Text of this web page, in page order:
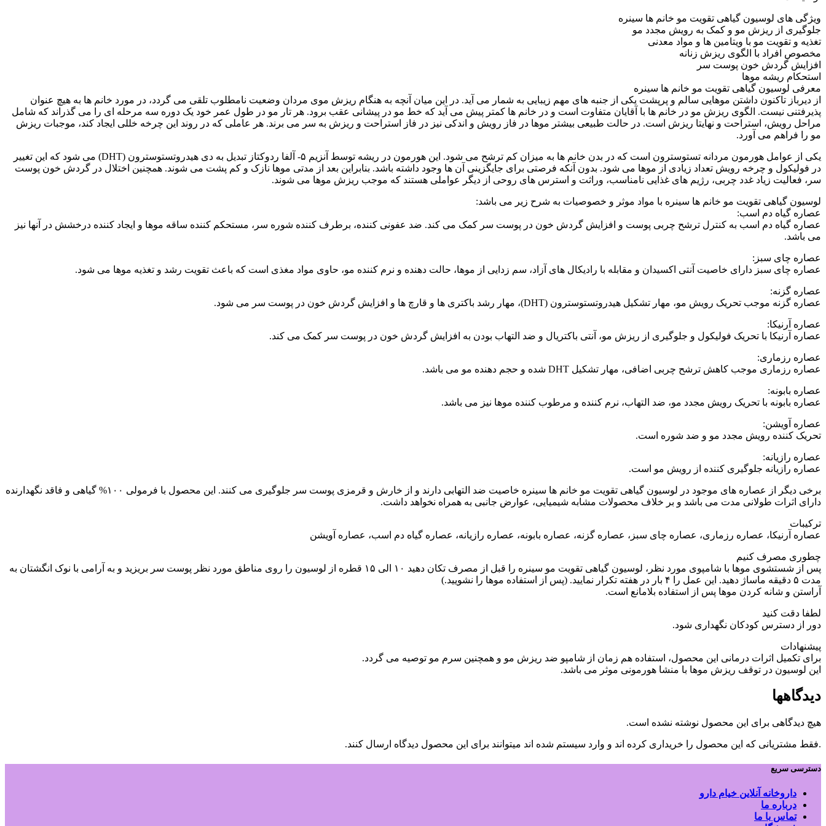
ویژگی های لوسیون گیاهی تقویت مو خانم ها سینره
جلوگیری از ریزش مو و کمک به رویش مجدد مو
تغذیه و تقویت مو با ویتامین ها و مواد معدنی
مخصوص افراد با الگوی ریزش زنانه
افزایش گردش خون پوست سر
استحکام ریشه موها
معرفی لوسیون گیاهی تقویت مو خانم ها سینره
از دیرباز تاکنون داشتن موهایی سالم و پرپشت یکی از جنبه های مهم زیبایی به شمار می آید. در این میان آنچه به هنگام ریزش موی مردان وضعیت نامطلوب تلقی می گردد، در مورد خانم ها به هیچ عنوان
پذیرفتنی نیست. الگوی ریزش مو در خانم ها با آقایان متفاوت است و در خانم ها کمتر پیش می آید که خط مو در پیشانی عقب برود. هر تار مو در طول عمر خود یک دوره سه مرحله ای را می گذراند که شامل
مراحل رویش، استراحت و نهایتا ریزش است. در حالت طبیعی بیشتر موها در فاز رویش و اندکی نیز در فاز استراحت و ریزش به سر می برند. هر عاملی که در روند این چرخه خللی ایجاد کند، موجبات ریزش
مو را فراهم می آورد.
یکی از عوامل هورمون مردانه تستوسترون است که در بدن خانم ها به میزان کم ترشح می شود. این هورمون در ریشه توسط آنزیم ۵- آلفا ردوکتاز تبدیل به دی هیدروتستوسترون (DHT) می شود که این تغییر
در فولیکول و چرخه رویش تعداد زیادی از موها می شود. بدون آنکه فرصتی برای جایگزینی آن ها وجود داشته باشد. بنابراین بعد از مدتی موها نازک و کم پشت می شوند. همچنین اختلال در گردش خون پوست
سر، فعالیت زیاد غدد چربی، رژیم های غذایی نامناسب، وراثت و استرس های روحی از دیگر عواملی هستند که موجب ریزش موها می شوند.
لوسیون گیاهی تقویت مو خانم ها سینره با مواد موثر و خصوصیات به شرح زیر می باشد:
عصاره گیاه دم اسب:
عصاره گیاه دم اسب به کنترل ترشح چربی پوست و افزایش گردش خون در پوست سر کمک می کند. ضد عفونی کننده، برطرف کننده شوره سر، مستحکم کننده ساقه موها و ایجاد کننده درخشش در آنها نیز
می باشد.
عصاره چای سبز:
عصاره چای سبز دارای خاصیت آنتی اکسیدان و مقابله با رادیکال های آزاد، سم زدایی از موها، حالت دهنده و نرم کننده مو، حاوی مواد مغذی است که باعث تقویت رشد و تغذیه موها می شود.
عصاره گزنه:
عصاره گزنه موجب تحریک رویش مو، مهار تشکیل هیدروتستوسترون (DHT)، مهار رشد باکتری ها و قارچ ها و افزایش گردش خون در پوست سر می شود.
عصاره آرنیکا:
عصاره آرنیکا با تحریک فولیکول و جلوگیری از ریزش مو، آنتی باکتریال و ضد التهاب بودن به افزایش گردش خون در پوست سر کمک می کند.
عصاره رزماری:
عصاره رزماری موجب کاهش ترشح چربی اضافی، مهار تشکیل DHT شده و حجم دهنده مو می باشد.
عصاره بابونه:
عصاره بابونه با تحریک رویش مجدد مو، ضد التهاب، نرم کننده و مرطوب کننده موها نیز می باشد.
عصاره آویشن:
تحریک کننده رویش مجدد مو و ضد شوره است.
عصاره رازیانه:
عصاره رازیانه جلوگیری کننده از رویش مو است.
برخی دیگر از عصاره های موجود در لوسیون گیاهی تقویت مو خانم ها سینره خاصیت ضد التهابی دارند و از خارش و قرمزی پوست سر جلوگیری می کنند. این محصول با فرمولی ۱۰۰% گیاهی و فاقد نگهدارنده
دارای اثرات طولانی مدت می باشد و بر خلاف محصولات مشابه شیمیایی، عوارض جانبی به همراه نخواهد داشت.
ترکیبات
عصاره آرنیکا، عصاره رزماری، عصاره چای سبز، عصاره گزنه، عصاره بابونه، عصاره رازیانه، عصاره گیاه دم اسب، عصاره آویشن
چطوری مصرف کنیم
پس از شستشوی موها با شامپوی مورد نظر، لوسیون گیاهی تقویت مو سینره را قبل از مصرف تکان دهید ۱۰ الی ۱۵ قطره از لوسیون را روی مناطق مورد نظر پوست سر بریزید و به آرامی با نوک انگشتان به
مدت ۵ دقیقه ماساژ دهید. این عمل را ۴ بار در هفته تکرار نمایید. (پس از استفاده موها را نشویید.)
آراستن و شانه کردن موها پس از استفاده بلامانع است.
لطفا دقت کنید
دور از دسترس کودکان نگهداری شود.
پیشنهادات
برای تکمیل اثرات درمانی این محصول، استفاده هم زمان از شامپو ضد ریزش مو و همچنین سرم مو توصیه می گردد.
این لوسیون در توقف ریزش موها با منشا هورمونی موثر می باشد.
دیدگاهها
هیچ دیدگاهی برای این محصول نوشته نشده است.
.فقط مشتریانی که این محصول را خریداری کرده اند و وارد سیستم شده اند میتوانند برای این محصول دیدگاه ارسال کنند.
دسترسی سریع
داروخانه آنلاین خیام دارو
درباره ما
تماس با ما